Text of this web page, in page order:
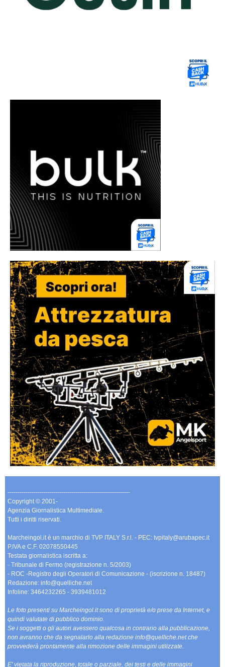
-------------------------------------------------------------
Copyright © 2001-
Agenzia Giornalistica Multimediale.
Tutti i diritti riservati.
Marcheingol.it è un marchio di TVP ITALY S.r.l. - PEC: tvpitaly@arubapec.it
P.IVA e C.F. 02078550445
Testata giornalistica iscritta a:
- Tribunale di Fermo (registrazione n. 5/2003)
- ROC -Registro degli Operatori di Comunicazione - (iscrizione n. 18487)
Redazione: info@quelliche.net
Infoline: 3464232265 - 3939481012
Le foto presenti su Marcheingol.it sono di proprietà e/o prese da Internet, e
quindi valutate di pubblico dominio.
Se i soggetti o gli autori avessero qualcosa in contrario alla pubblicazione,
non avranno che da segnalarlo alla redazione info@quelliche.net che
provvederà prontamente alla rimozione delle immagini utilizzate.
E' vietata la riproduzione, totale o parziale, dei testi e delle immagini